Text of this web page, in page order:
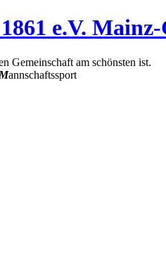
e.V.
Gemeinschaft am schönsten ist.
Mannschaftssport